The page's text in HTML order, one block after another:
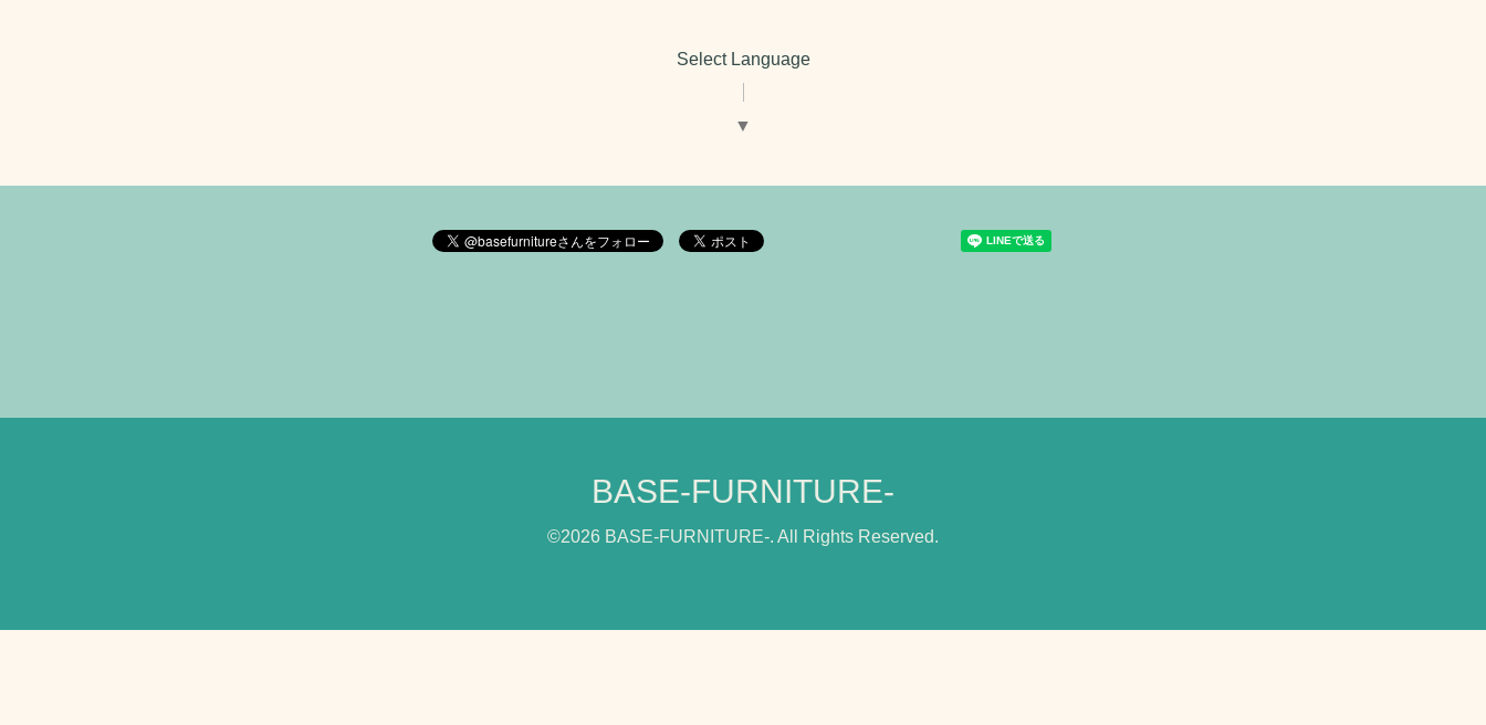
Select Language
▼
BASE-FURNITURE-
©2026 BASE-FURNITURE-. All Rights Reserved.